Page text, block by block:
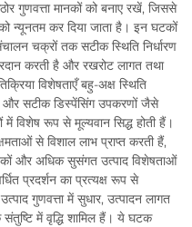
गुणवत्ता मानकों को बनाए रखें, जिससे
न्यूनतम कर दिया जाता है। इन घटकों
चक्रों तक सटीक स्थिति निर्धारण
करती है और रखरोट लागत तथा
विशेषताएँ बहु-अक्ष स्थिति
और सटीक डिस्पेंसिंग उपकरणों जैसे
विशेष रूप से मूल्यवान सिद्ध होती हैं।
से विशाल लाभ प्राप्त करती हैं,
और अधिक सुसंगत उत्पाद विशेषताओं
प्रदर्शन का प्रत्यक्ष रूप से
गुणवत्ता में सुधार, उत्पादन लागत
संतुष्टि में वृद्धि शामिल हैं। ये घटक